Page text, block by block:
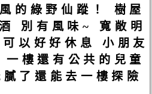
的綠野仙蹤！ 樹屋
別有風味~ 寬敞明
以好好休息 小朋友
樓還有公共的兒童
了還能去一樓探險